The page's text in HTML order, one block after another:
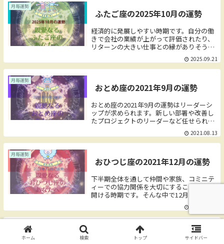
期は自分を前向きに保つことが今後の飛躍
の鍵になります。この時期は自信や確信を
持ちづらいという特徴がありますが、あな
たの選択は正しい方を選んでいることを信
じましょう。根拠のない不安から、何かを
投げ出すのはもったいないことです。特
に、ピンチの時の「直感」ほど信じてみて
ください。そんな中で6月前半は夢と友の
月毎運勢
ふたご座の2025年10月の運勢
経済的に発展しやすい時期です。自分の働
きで会社の業績が上がって評価されたり、
リターンの大きい仕事との縁がありそうで
す。もちろん、自分自身の懐も潤う傾向で
す。転職をして収入がグッと増えたり、副
業を始めて軌道に乗ったりします。下調べ
動き始めると、発展の流れに乗りやすいで
しょう。自分の仕事を長期的な目標でマネ
ジメントする意識を持つと、スケールの大
きい成果を残せるでしょう。そんな中で10
月前半は愛の部屋に太陽が滞在していま
す。
2025.09.21
月毎運勢
おとめ座の2021年9月の運勢
おとめ座の2021年9月の運勢はリーダーシ
ップが求められます。新しい部署や改善し
たプロジェクトのリーダーなど任せられる
場面があるでしょう。失敗を恐れず挑戦し
ましょう。失敗しながらも、あなたの自信
のある振る舞いに、部下や周りの後押しが
2021.08.13
月毎運勢
おひつじ座の2021年12月の運勢
下半期全体を通して仲間や家族、コミニテ
ィーでの協力関係を大切にすることで運が
開ける時期です。そんな中で12月前半は旅
の部屋に太陽が滞在しています。少し離れ
た場所を目的地にするように、未来に視野
を広げてみてくなります。自由な発想が鍵
月毎運勢
うお座の2025年10月の運勢
ホーム 検索 トップ サイドバー